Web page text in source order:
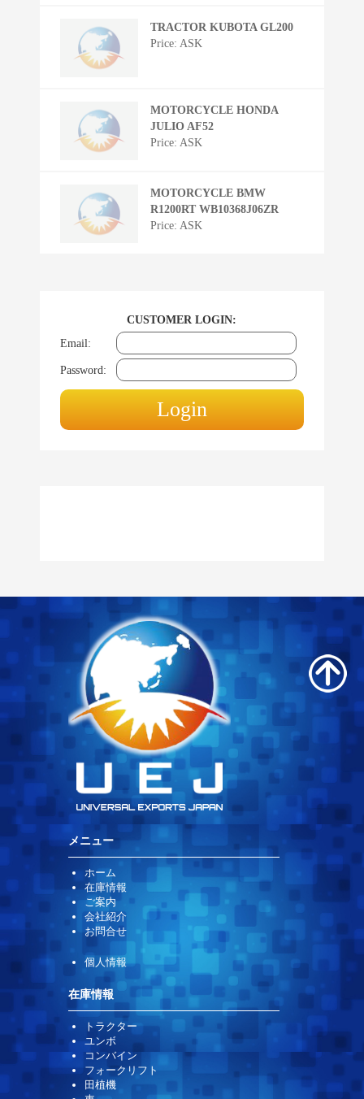
TRACTOR KUBOTA GL200
Price: ASK
MOTORCYCLE HONDA
JULIO AF52
Price: ASK
MOTORCYCLE BMW
R1200RT WB10368J06ZR
Price: ASK
CUSTOMER LOGIN:
Email:
Password:
メニュー
ホーム
在庫情報
ご案内
会社紹介
お問合せ
個人情報
在庫情報
トラクター
ユンボ
コンバイン
フォークリフト
田植機